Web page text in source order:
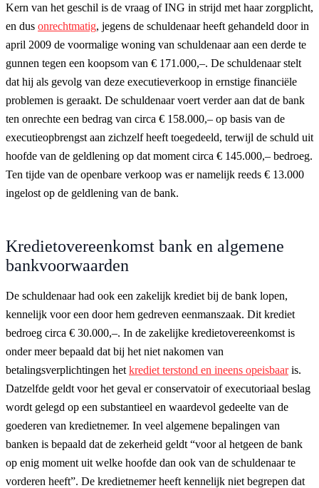
Kern van het geschil is de vraag of ING in strijd met haar zorgplicht,
en dus onrechtmatig, jegens de schuldenaar heeft gehandeld door in
april 2009 de voormalige woning van schuldenaar aan een derde te
gunnen tegen een koopsom van € 171.000,–. De schuldenaar stelt
dat hij als gevolg van deze executieverkoop in ernstige financiële
problemen is geraakt. De schuldenaar voert verder aan dat de bank
ten onrechte een bedrag van circa € 158.000,– op basis van de
executieopbrengst aan zichzelf heeft toegedeeld, terwijl de schuld uit
hoofde van de geldlening op dat moment circa € 145.000,– bedroeg.
Ten tijde van de openbare verkoop was er namelijk reeds € 13.000
ingelost op de geldlening van de bank.
Kredietovereenkomst bank en algemene
bankvoorwaarden
De schuldenaar had ook een zakelijk krediet bij de bank lopen,
kennelijk voor een door hem gedreven eenmanszaak. Dit krediet
bedroeg circa € 30.000,–. In de zakelijke kredietovereenkomst is
onder meer bepaald dat bij het niet nakomen van
betalingsverplichtingen het krediet terstond en ineens opeisbaaris.
Datzelfde geldt voor het geval er conservatoir of executoriaal beslag
wordt gelegd op een substantieel en waardevol gedeelte van de
goederen van kredietnemer. In veel algemene bepalingen van
banken is bepaald dat de zekerheid geldt “voor al hetgeen de bank
op enig moment uit welke hoofde dan ook van de schuldenaar te
vorderen heeft”. De kredietnemer heeft kennelijk niet begrepen dat